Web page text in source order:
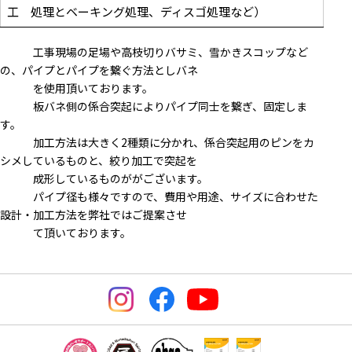
工
処理とベーキング処理、ディスゴ処理など）
工事現場の足場や高枝切りバサミ、雪かきスコップなど
の、パイプとパイプを繋ぐ方法としバネ
を使用頂いております。
板バネ側の係合突起によりパイプ同士を繋ぎ、固定しま
す。
加工方法は大きく2種類に分かれ、係合突起用のピンをカ
シメしているものと、絞り加工で突起を
成形しているものががございます。
パイプ径も様々ですので、費用や用途、サイズに合わせた
設計・加工方法を弊社ではご提案させ
て頂いております。